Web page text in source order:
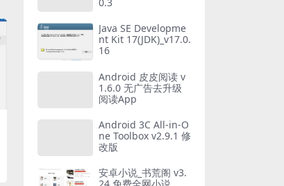
Java SE Developme
nt Kit 17(JDK)_v17.0.
16
Android 皮皮阅读 v
1.6.0 无广告去升级
阅读App
Android 3C All-in-O
ne Toolbox v2.9.1 修
改版
安卓小说_书荒阁 v3.